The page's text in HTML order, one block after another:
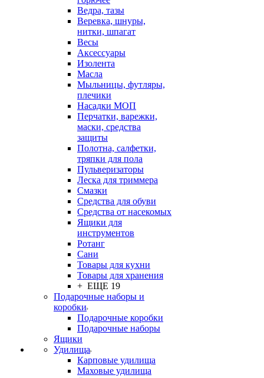
Ведра, тазы
Веревка, шнуры,
нитки, шпагат
Весы
Аксессуары
Изолента
Масла
Мыльницы, футляры,
плечики
Насадки МОП
Перчатки, варежки,
маски, средства
защиты
Полотна, салфетки,
тряпки для пола
Пульверизаторы
Леска для триммера
Смазки
Средства для обуви
Средства от насекомых
Ящики для
инструментов
Ротанг
Сани
Товары для кухни
Товары для хранения
+ ЕЩЕ 19
Подарочные наборы и
коробки
Подарочные коробки
Подарочные наборы
Ящики
Удилища
Карповые удилища
Маховые удилища